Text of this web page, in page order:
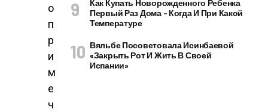
о
п
р
и
м
е
ч
Как Купать Новорожденного Ребенка
Первый Раз Дома – Когда И При Какой
Температуре
Вяльбе Посоветовала Исинбаевой
«закрыть Рот И Жить В Своей
Испании»